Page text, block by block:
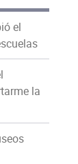
el
la